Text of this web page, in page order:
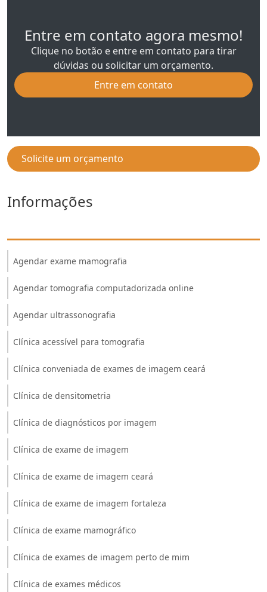
Entre em contato agora mesmo!
Clique no botão e entre em contato para tirar
dúvidas ou solicitar um orçamento.
Entre em contato
Solicite um orçamento
Informações
Agendar exame mamografia
Agendar tomografia computadorizada online
Agendar ultrassonografia
Clínica acessível para tomografia
Clínica conveniada de exames de imagem ceará
Clínica de densitometria
Clínica de diagnósticos por imagem
Clínica de exame de imagem
Clínica de exame de imagem ceará
Clínica de exame de imagem fortaleza
Clínica de exame mamográfico
Clínica de exames de imagem perto de mim
Clínica de exames médicos